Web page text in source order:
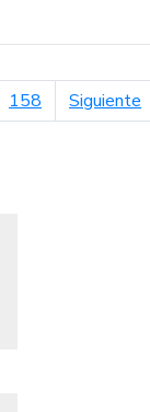
158 Siguiente